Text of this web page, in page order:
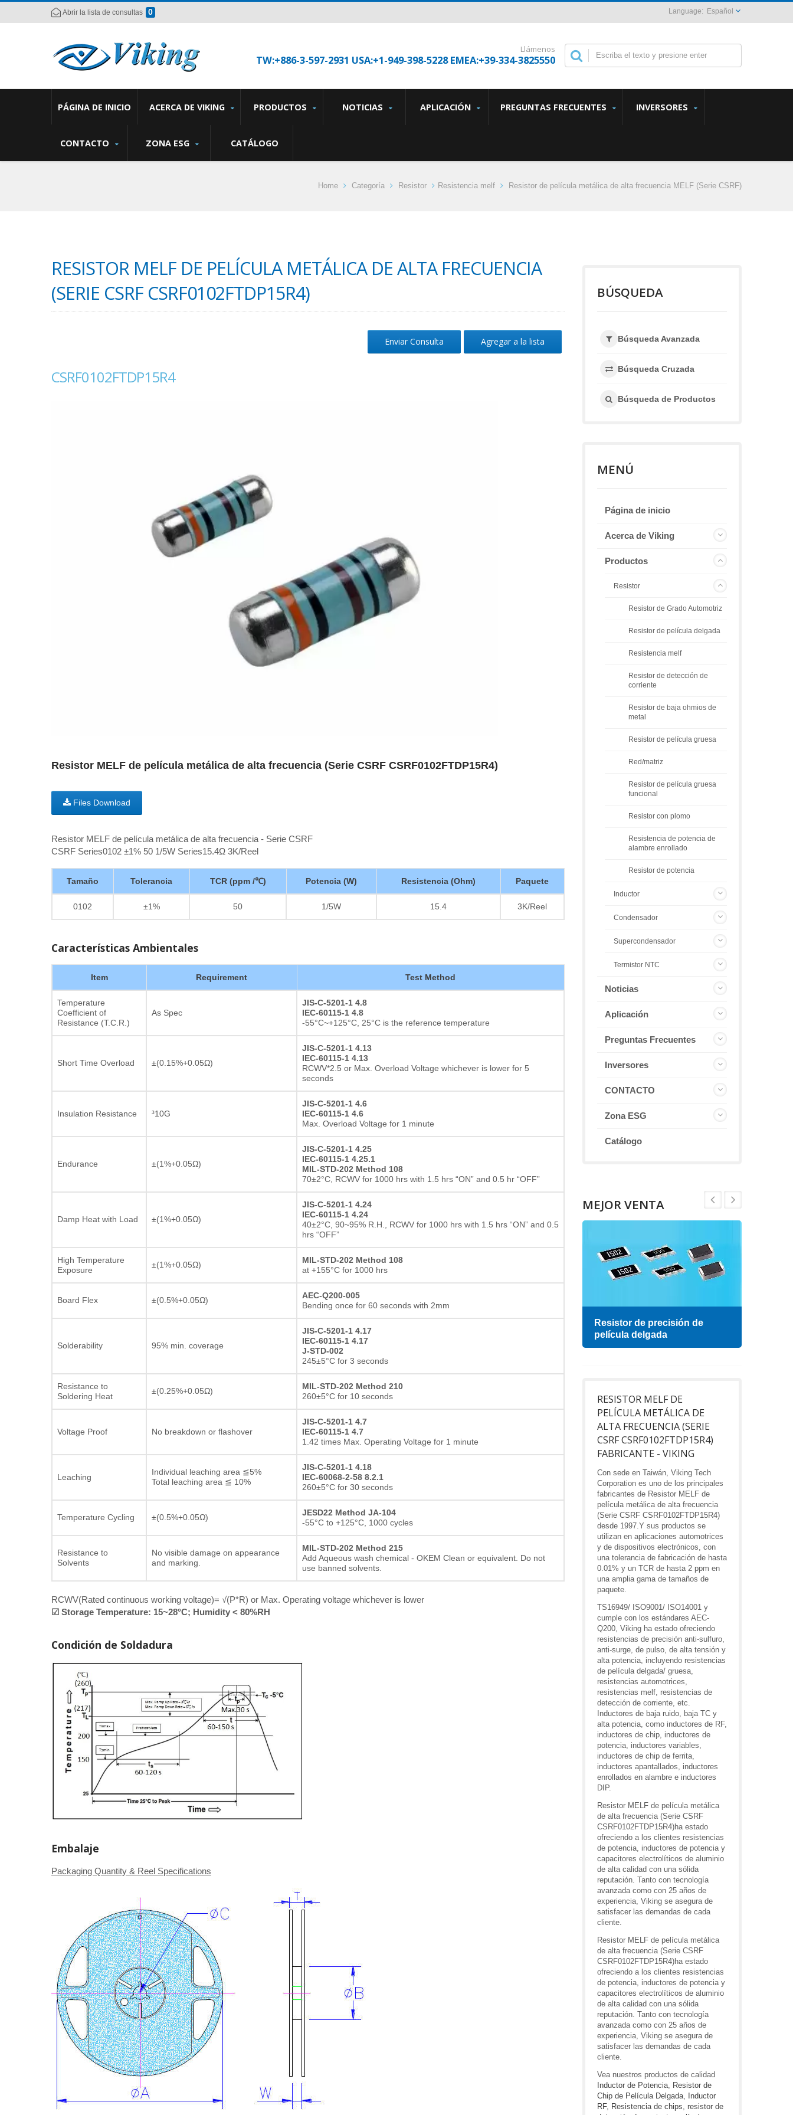
Abrir la lista de consultas 0 Español
Llámenos
TW:+886-3-597-2931 USA:+1-949-398-5228 EMEA:+39-334-3825550
PÁGINA DE INICIO ACERCA DE VIKING PRODUCTOS NOTICIAS APLICACIÓN PREGUNTAS FRECUENTES INVERSORES
CONTACTO ZONA ESG CATÁLOGO
Home Categoría Resistor Resistencia melf Resistor de película metálica de alta frecuencia MELF (Serie CSRF)
RESISTOR MELF DE PELÍCULA METÁLICA DE ALTA FRECUENCIA
(SERIE CSRF CSRF0102FTDP15R4)
Enviar Consulta Agregar a la lista
CSRF0102FTDP15R4
Resistor MELF de película metálica de alta frecuencia (Serie CSRF CSRF0102FTDP15R4)
Files Download
Resistor MELF de película metálica de alta frecuencia - Serie CSRF
CSRF Series0102 ±1% 50 1/5W Series15.4Ω 3K/Reel
Tamaño Tolerancia TCR (ppm /℃) Potencia (W) Resistencia (Ohm) Paquete
0102 ±1% 50 1/5W 15.4 3K/Reel
Características Ambientales
Item Requirement Test Method
Temperature
Coefficient of
Resistance (T.C.R.)
As Spec
JIS-C-5201-1 4.8
IEC-60115-1 4.8
-55°C~+125°C, 25°C is the reference temperature
Short Time Overload ±(0.15%+0.05Ω)
JIS-C-5201-1 4.13
IEC-60115-1 4.13
RCWV*2.5 or Max. Overload Voltage whichever is lower for 5
seconds
Insulation Resistance ³10G
JIS-C-5201-1 4.6
IEC-60115-1 4.6
Max. Overload Voltage for 1 minute
Endurance ±(1%+0.05Ω)
JIS-C-5201-1 4.25
IEC-60115-1 4.25.1
MIL-STD-202 Method 108
70±2°C, RCWV for 1000 hrs with 1.5 hrs “ON” and 0.5 hr “OFF”
Damp Heat with Load ±(1%+0.05Ω)
JIS-C-5201-1 4.24
IEC-60115-1 4.24
40±2°C, 90~95% R.H., RCWV for 1000 hrs with 1.5 hrs “ON” and 0.5
hrs “OFF”
High Temperature
Exposure
±(1%+0.05Ω)
MIL-STD-202 Method 108
at +155°C for 1000 hrs
Board Flex ±(0.5%+0.05Ω)
AEC-Q200-005
Bending once for 60 seconds with 2mm
Solderability 95% min. coverage
JIS-C-5201-1 4.17
IEC-60115-1 4.17
J-STD-002
245±5°C for 3 seconds
Resistance to
Soldering Heat
±(0.25%+0.05Ω)
MIL-STD-202 Method 210
260±5°C for 10 seconds
Voltage Proof No breakdown or flashover
JIS-C-5201-1 4.7
IEC-60115-1 4.7
1.42 times Max. Operating Voltage for 1 minute
Leaching
Individual leaching area ≦5%
Total leaching area ≦ 10%
JIS-C-5201-1 4.18
IEC-60068-2-58 8.2.1
260±5°C for 30 seconds
Temperature Cycling ±(0.5%+0.05Ω)
JESD22 Method JA-104
-55°C to +125°C, 1000 cycles
Resistance to
Solvents
No visible damage on appearance
and marking.
MIL-STD-202 Method 215
Add Aqueous wash chemical - OKEM Clean or equivalent. Do not
use banned solvents.
RCWV(Rated continuous working voltage)= √(P*R) or Max. Operating voltage whichever is lower
☑ Storage Temperature: 15~28°C; Humidity < 80%RH
Condición de Soldadura
Embalaje
Packaging Quantity & Reel Specifications
BÚSQUEDA
Búsqueda Avanzada
Búsqueda Cruzada
Búsqueda de Productos
MENÚ
Página de inicio
Acerca de Viking
Productos
Resistor
Resistor de Grado Automotriz
Resistor de película delgada
Resistencia melf
Resistor de detección de
corriente
Resistor de baja ohmios de
metal
Resistor de película gruesa
Red/matriz
Resistor de película gruesa
funcional
Resistor con plomo
Resistencia de potencia de
alambre enrollado
Resistor de potencia
Inductor
Condensador
Supercondensador
Termistor NTC
Noticias
Aplicación
Preguntas Frecuentes
Inversores
CONTACTO
Zona ESG
Catálogo
MEJOR VENTA
Resistor de precisión de
película delgada
RESISTOR MELF DE
PELÍCULA METÁLICA DE
ALTA FRECUENCIA (SERIE
CSRF CSRF0102FTDP15R4)
FABRICANTE - VIKING
Con sede en Taiwán, Viking Tech
Corporation es uno de los principales
fabricantes de Resistor MELF de
película metálica de alta frecuencia
(Serie CSRF CSRF0102FTDP15R4)
desde 1997.Y sus productos se
utilizan en aplicaciones automotrices
y de dispositivos electrónicos, con
una tolerancia de fabricación de hasta
0.01% y un TCR de hasta 2 ppm en
una amplia gama de tamaños de
paquete.
TS16949/ ISO9001/ ISO14001 y
cumple con los estándares AEC-
Q200, Viking ha estado ofreciendo
resistencias de precisión anti-sulfuro,
anti-surge, de pulso, de alta tensión y
alta potencia, incluyendo resistencias
de película delgada/ gruesa,
resistencias automotrices,
resistencias melf, resistencias de
detección de corriente, etc.
Inductores de baja ruido, baja TC y
alta potencia, como inductores de RF,
inductores de chip, inductores de
potencia, inductores variables,
inductores de chip de ferrita,
inductores apantallados, inductores
enrollados en alambre e inductores
DIP.
Resistor MELF de película metálica
de alta frecuencia (Serie CSRF
CSRF0102FTDP15R4)ha estado
ofreciendo a los clientes resistencias
de potencia, inductores de potencia y
capacitores electrolíticos de aluminio
de alta calidad con una sólida
reputación. Tanto con tecnología
avanzada como con 25 años de
experiencia, Viking se asegura de
satisfacer las demandas de cada
cliente.
Resistor MELF de película metálica
de alta frecuencia (Serie CSRF
CSRF0102FTDP15R4)ha estado
ofreciendo a los clientes resistencias
de potencia, inductores de potencia y
capacitores electrolíticos de aluminio
de alta calidad con una sólida
reputación. Tanto con tecnología
avanzada como con 25 años de
experiencia, Viking se asegura de
satisfacer las demandas de cada
cliente.
Vea nuestros productos de calidad
Inductor de Potencia, Resistor de
Chip de Película Delgada,
Inductor
RF, Resistencia de chips, resistor de